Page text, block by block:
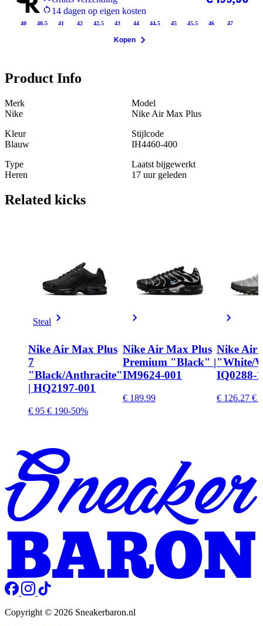
14 dagen op eigen kosten
40 40.5 41 42 42.5 43 44 44.5 45 45.5 46 47
Kopen
Product Info
Merk
Nike
Model
Nike Air Max Plus
Kleur
Blauw
Stijlcode
IH4460-400
Type
Heren
Laatst bijgewerkt
17 uur geleden
Related kicks
Steal
Nike Air Max Plus
7
"Black/Anthracite"
| HQ2197-001
€ 95 € 190-50%
Nike Air Max Plus
Premium "Black" |
IM9624-001
€ 189.99
Nike Air
"White/
IQ0288-
€ 126.27 €
Copyright © 2026 Sneakerbaron.nl